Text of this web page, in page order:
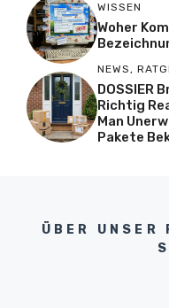
WISSEN
Woher
NEWS,
DOSSIER
Richtig
Man
Pakete
ÜBER UNSER